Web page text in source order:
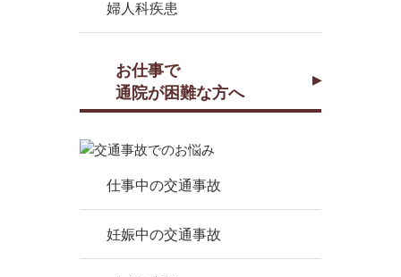
婦人科疾患
お仕事で
通院が困難な方へ
仕事中の交通事故
妊娠中の交通事故